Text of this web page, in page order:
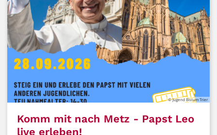
© Jugend Bistum Trier
Komm mit nach Metz - Papst Leo
live erleben!